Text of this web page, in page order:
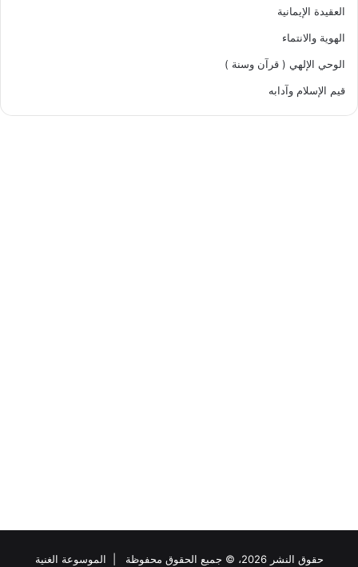
العقيدة الإيمانية
الهوية والانتماء
الوحي الإلهي ( قرآن وسنة )
قيم الإسلام وآدابه
حقوق النشر 2026، © جميع الحقوق محفوظة | الموسوعة الغنية